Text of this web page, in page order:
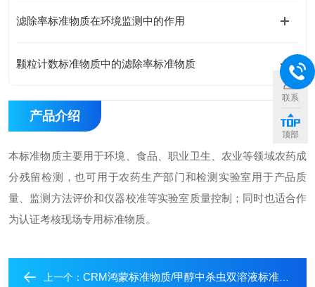
滤除率标准物质在环境监测中的作用
颗粒计数标准物质中的滤除率标准物质
产品介绍
本标准物质主要用于环境、食品、职业卫生、农业等领域农药成
分残留检测，也可用于农药生产部门和检测实验室用于产品质
量、监测方法评价和仪器校准等实验室质量控制；同时也适合作
为认证考核现场专用标准物质。
上一个： CRM鸿蒙标准物质/甲醇中杀虫双溶液标准物质
联系
顶部